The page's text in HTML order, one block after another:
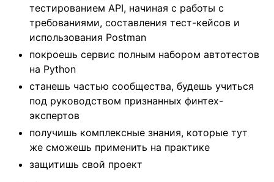
тестированием API, начиная с работы с
требованиями, составления тест-кейсов и
использования Postman
покроешь сервис полным набором автотестов
на Python
станешь частью сообщества, будешь учиться
под руководством признанных финтех-
экспертов
получишь комплексные знания, которые тут
же сможешь применить на практике
защитишь свой проект